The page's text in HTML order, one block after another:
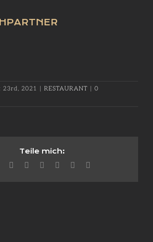
23rd, 2021 | RESTAURANT | 0
Teile mich:
Facebook RedditLinkedInWhatsApp
Pinterest